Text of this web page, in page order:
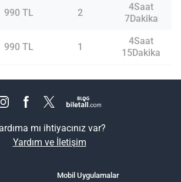
990 TL 2
4Saat
7Dakika
990 TL 1
4Saat
15Dakika
mı ihtiyacınız var?
Yardım ve İletişim
Mobil Uygulamalar